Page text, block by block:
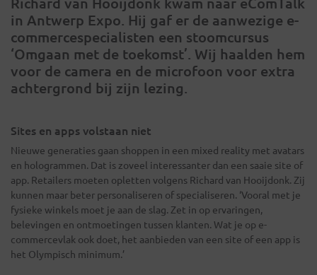
in Antwerp Expo. Hij gaf er de aanwezige e-
commercespecialisten een stoomcursus
‘Omgaan met de toekomst’. Wij haalden hem
voor de camera en de microfoon voor extra
achtergrond bij zijn lezing.
Sites en apps volstaan niet
Nieuwe generaties gaan shoppen in een mixed reality met avatars
en hologrammen. Dat is zoveel interessanter dan een saaie site of
app. Retailers moeten opletten volgens Richard van Hooijdonk. Zij
kunnen maar beter personaliseren of specialiseren. ‘Vooral met je
fysieke winkels moet je aan de slag. Zet in op ervaringen,
belevingen en ontmoetingen tussen klanten. Wat je op e-
commercevlak ook doet, het aanbieden van een site of een app is
het Olympisch minimum.’